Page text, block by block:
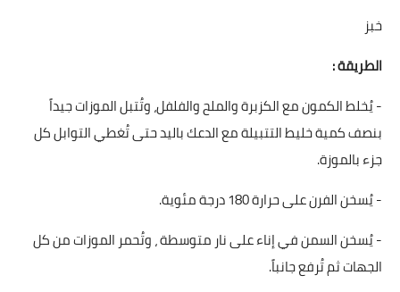
خبز
الطريقة :
- يُخلط الكمون مع الكزبرة والملح والفلفل، وتُتبل الموزات جيداً
بنصف كمية خليط التتبيلة مع الدعك باليد حتى تُغطي التوابل كل
جزء بالموزة.
- يُسخن الفرن على حرارة 180 درجة مئوية.
- يُسخن السمن في إناء على نار متوسطة ، وتُحمر الموزات من كل
الجهات ثم تُرفع جانباً.